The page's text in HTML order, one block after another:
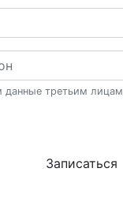
данные третьим лицам
Записаться